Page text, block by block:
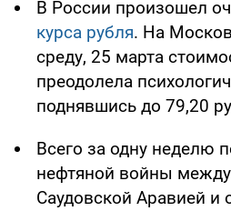
В России произошел
курса рубля. На
среду, 25 марта
преодолела
поднявшись до 79,20
Всего за одну неделю
нефтяной войны
Саудовской Аравией и